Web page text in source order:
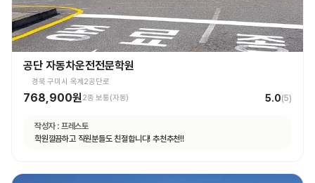
공단 자동차운전전문학원
경북 구미시 옥계2공단로
768,900원2종 보통(자동) 5.0(5)
작성자 : 프레스토
학원깔끔하고 직원분들도 친절합니다! 추천추천!!